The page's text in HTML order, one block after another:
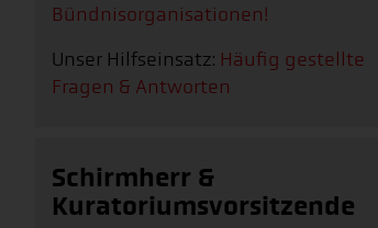
Bündnisorganisationen!
Unser Hilfseinsatz: Häufig gestellte
Fragen & Antworten
Schirmherr &
Kuratoriumsvorsitzende